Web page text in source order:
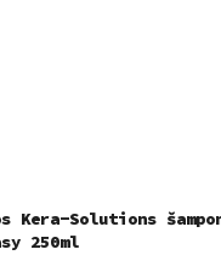
Kera-Solutions
250ml